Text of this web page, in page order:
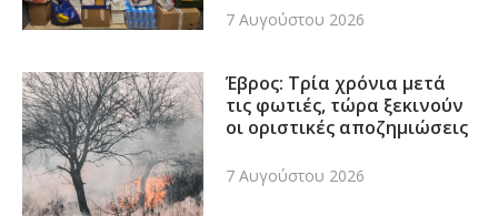
7 Αυγούστου 2026
Έβρος: Τρία χρόνια μετά
τις φωτιές, τώρα ξεκινούν
οι οριστικές αποζημιώσεις
7 Αυγούστου 2026